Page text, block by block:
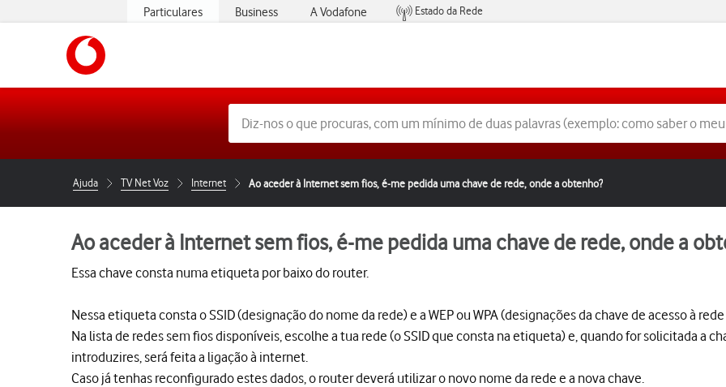
Particulares Business A Vodafone
Estado da Rede
Ajuda TV Net Voz Internet Ao aceder à Internet sem fios, é-me pedida uma chave de rede, onde a obtenho?
Ao aceder à Internet sem fios, é-me pedida uma chave de rede, onde a
Essa chave consta numa etiqueta por baixo do router.
Nessa etiqueta consta o SSID (designação do nome da rede) e a WEP ou WPA (designações da chave de acesso à
Na lista de redes sem fios disponíveis, escolhe a tua rede (o SSID que consta na etiqueta) e, quando for solicitada a
introduzires, será feita a ligação à internet.
Caso já tenhas reconfigurado estes dados, o router deverá utilizar o novo nome da rede e a nova chave.